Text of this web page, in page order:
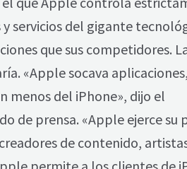
servicios del gigante
que sus competidores.
«Apple socava
menos del iPhone», dijo el
de prensa. «Apple ejerce su
de contenido,